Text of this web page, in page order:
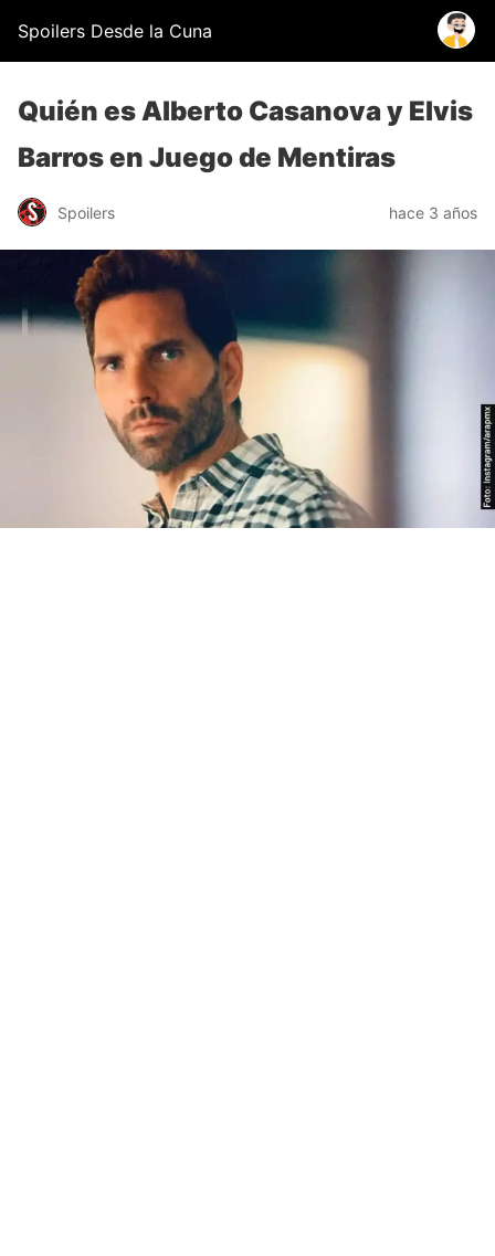
Spoilers Desde la Cuna
Quién es Alberto Casanova y Elvis
Barros en Juego de Mentiras
Spoilers hace 3 años